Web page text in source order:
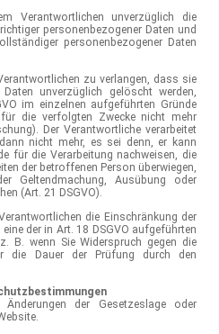
Verantwortlichen unverzüglich die
personenbezogener Daten und
personenbezogener Daten
zu verlangen, dass sie
unverzüglich gelöscht werden,
im einzelnen aufgeführten Gründe
die verfolgten Zwecke nicht mehr
Der Verantwortliche verarbeitet
nicht mehr, es sei denn, er kann
für die Verarbeitung nachweisen, die
der betroffenen Person überwiegen,
Geltendmachung, Ausübung oder
(Art. 21 DSGVO).
die Einschränkung der
der in Art. 18 DSGVO aufgeführten
B. wenn Sie Widerspruch gegen die
die Dauer der Prüfung durch den
der Gesetzeslage oder